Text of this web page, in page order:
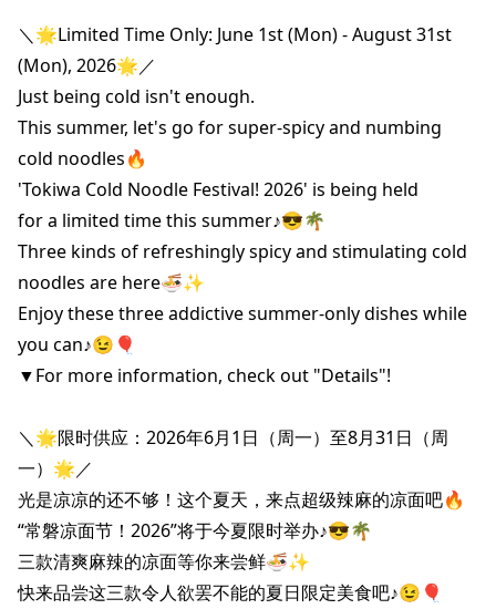
＼🌟Limited Time Only: June 1st (Mon) - August 31st
(Mon), 2026🌟／
Just being cold isn't enough.
This summer, let's go for super-spicy and numbing
cold noodles🔥
'Tokiwa Cold Noodle Festival! 2026' is being held
for a limited time this summer♪😎🌴
Three kinds of refreshingly spicy and stimulating cold
noodles are here🍜✨
Enjoy these three addictive summer-only dishes while
you can♪😉🎈
▼For more information, check out "Details"!
＼🌟限时供应：2026年6月1日（周一）至8月31日（周
一）🌟／
光是凉凉的还不够！这个夏天，来点超级辣麻的凉面吧🔥
“常磐凉面节！2026”将于今夏限时举办♪😎🌴
三款清爽麻辣的凉面等你来尝鲜🍜✨
快来品尝这三款令人欲罢不能的夏日限定美食吧♪😉🎈